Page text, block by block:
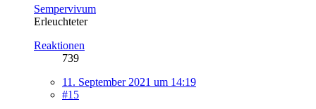
Sempervivum
Erleuchteter
Reaktionen
739
11. September 2021 um 14:19
#15